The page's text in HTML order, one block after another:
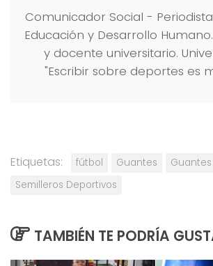
Comunicador Social -
Educación y Desarrollo
y docente universitario.
"Escribir sobre deportes es
Etiquetas: fútbol Guantes
Semilleros Deportivos
TAMBIÉN TE PODRÍA